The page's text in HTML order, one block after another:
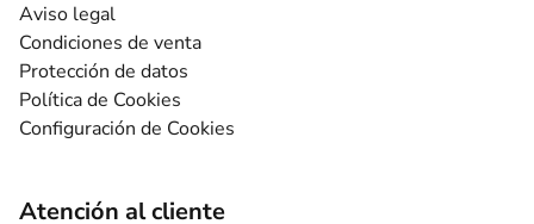
Aviso legal
Condiciones de venta
Protección de datos
Política de Cookies
Configuración de Cookies
Atención al cliente